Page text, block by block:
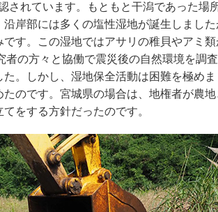
されています。もともと干潟であった場
岸部には多くの塩性湿地が誕生しまし
す。この湿地ではアサリの稚貝やアミ
の方々と協働で震災後の自然環境を調
。しかし、湿地保全活動は困難を極め
のです。宮城県の場合は、地権者が農
をする方針だったのです。